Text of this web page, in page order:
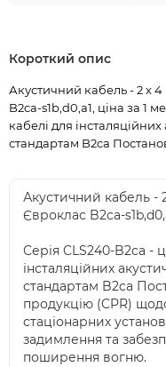
Короткий опис
Акустичний кабель - 2 x 4
B2ca-s1b,d0,a1, ціна за 1
кабелі для
стандартам B2ca
Акустичний кабель -
Євроклас B2ca-
Серія CLS240-B2ca -
інсталяційних
стандартам B2ca
продукцію (CPR)
стаціонарних
задимлення та
поширення вогню.